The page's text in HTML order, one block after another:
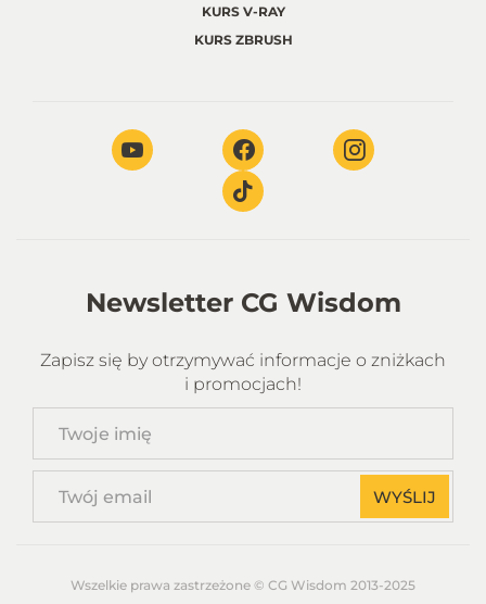
KURS V-RAY
KURS ZBRUSH
Newsletter CG Wisdom
Zapisz się by otrzymywać informacje o zniżkach
i promocjach!
imię
email
WYŚLIJ
Wszelkie prawa zastrzeżone © CG Wisdom 2013-2025